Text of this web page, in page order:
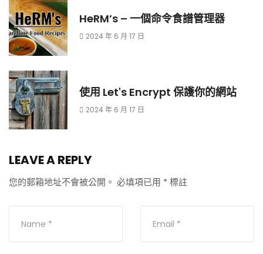
HeRM’s – 一個命令食譜管理器
2024 年 6 月 17 日
使用 Let's Encrypt 保護你的網站
2024 年 6 月 17 日
LEAVE A REPLY
您的郵箱地址不會被公開。 必填項已用 * 標註